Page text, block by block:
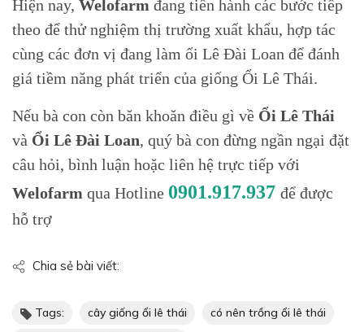
Hiện nay, Welofarm đang tiến hành các bước tiếp
theo để thử nghiệm thị trường xuất khẩu, hợp tác
cùng các đơn vị đang làm ổi Lê Đài Loan để đánh
giá tiềm năng phát triển của giống Ổi Lê Thái.
Nếu bà con còn băn khoăn điều gì về Ổi Lê Thái
và Ổi Lê Đài Loan, quý bà con đừng ngần ngại đặt
câu hỏi, bình luận hoặc liên hệ trực tiếp với
Welofarm qua Hotline 0901.917.937 để được
hỗ trợ
Chia sẻ bài viết:
Tags: cây giống ổi lê thái
có nên trồng ổi lê thái